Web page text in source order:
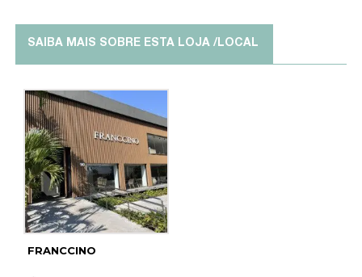
SAIBA MAIS SOBRE ESTA LOJA /LOCAL
FRANCCINO